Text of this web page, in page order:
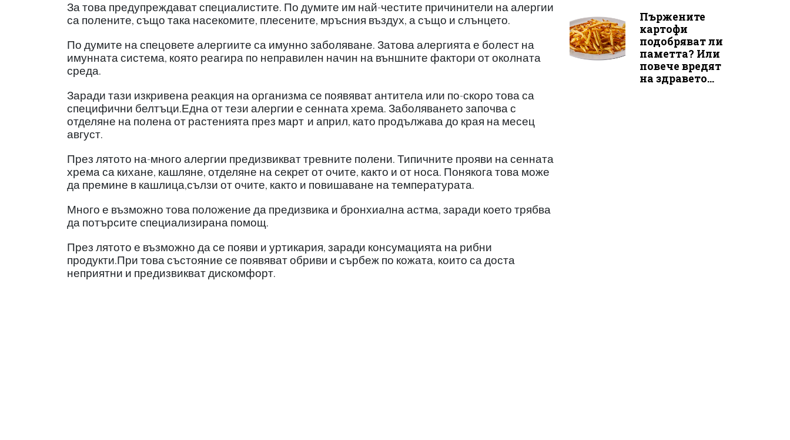
За това предупреждават специалистите. По думите им най-честите причинители на алергии
са полените, също така насекомите, плесените, мръсния въздух, а също и слънцето.
По думите на спецовете алергиите са имунно заболяване. Затова алергията е болест на
имунната система, която реагира по неправилен начин на външните фактори от околната
среда.
Заради тази изкривена реакция на организма се появяват антитела или по-скоро това са
специфични белтъци.Една от тези алергии е сенната хрема. Заболяването започва с
отделяне на полена от растенията през март и април, като продължава до края на месец
август.
През лятото на-много алергии предизвикват тревните полени. Типичните прояви на сенната
хрема са кихане, кашляне, отделяне на секрет от очите, както и от носа. Понякога това може
да премине в кашлица,сълзи от очите, както и повишаване на температурата.
Много е възможно това положение да предизвика и бронхиална астма, заради което трябва
да потърсите специализирана помощ.
През лятото е възможно да се появи и уртикария, заради консумацията на рибни
продукти.При това състояние се появяват обриви и сърбеж по кожата, които са доста
неприятни и предизвикват дискомфорт.
Пържените
картофи
подобряват ли
паметта? Или
повече вредят
на здравето...